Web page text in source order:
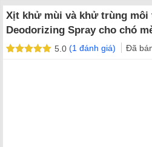
Xịt khử mùi và khử trùng
Deodorizing Spray cho chó
5.0 (1 đánh giá) Đã